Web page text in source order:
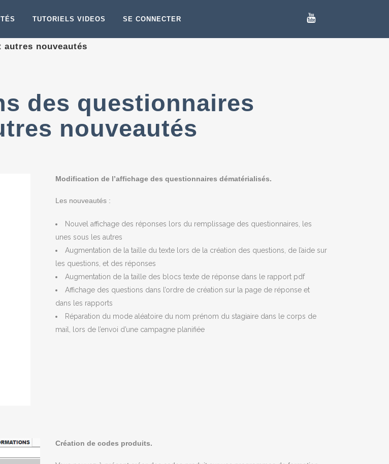
TUTORIELS VIDEOS SE CONNECTER
nouveautés
des questionnaires
nouveautés
Modification de l’affichage des questionnaires dématérialisés.
Les nouveautés :
Nouvel affichage des réponses lors du remplissage des questionnaires, les
unes sous les autres
Augmentation de la taille du texte lors de la création des questions, de l’aide sur
les questions, et des réponses
Augmentation de la taille des blocs texte de réponse dans le rapport pdf
Affichage des questions dans l’ordre de création sur la page de réponse et
dans les rapports
Réparation du mode aléatoire du nom prénom du stagiaire dans le corps de
mail, lors de l’envoi d’une campagne planifiée
Création de codes produits.